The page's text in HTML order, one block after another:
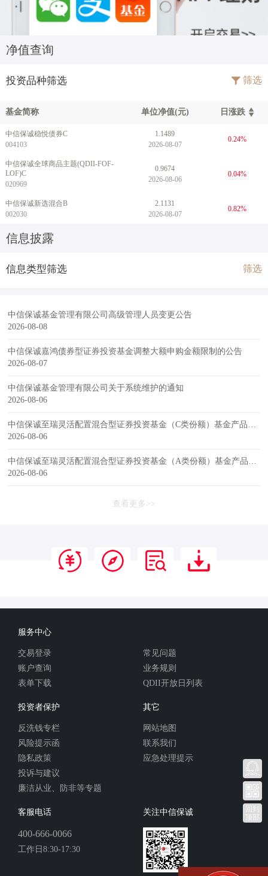
净值查询
投资品种筛选 筛选
基金简称 单位净值(元) 日涨跌
中信保诚稳悦债券C
004103
1.1489
2026-08-07
0.24%
中信保诚全球商品主题(QDII-FOF-
LOF)C
020969
0.9674
2026-08-06
0.04%
中信保诚新选混合B
002030
2.1131
2026-08-07
0.82%
信息披露
信息类型筛选 筛选
中信保诚基金管理有限公司高级管理人员变更公告
2026-08-08
中信保诚嘉鸿债券型证券投资基金调整大额申购金额限制的公告
2026-08-07
中信保诚基金管理有限公司关于系统维护的通知
2026-08-06
中信保诚至瑞灵活配置混合型证券投资基金（C类份额）基金产品资料概要更新
2026-08-06
中信保诚至瑞灵活配置混合型证券投资基金（A类份额）基金产品资料概要更新
2026-08-06
查看更多>>
回到
顶部
服务中心
交易登录
账户查询
表单下载
常见问题
业务规则
QDII开放日列表
投资者保护
反洗钱专栏
风险提示函
隐私政策
投诉与建议
廉洁从业、防非等专题
其它
网站地图
联系我们
应急处理提示
客服电话
400-666-0066
工作日8:30-17:30
关注中信保诚